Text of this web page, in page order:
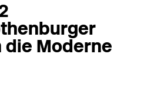
die Moderne